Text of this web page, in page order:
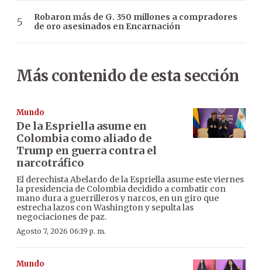
Robaron más de G. 350 millones a compradores
de oro asesinados en Encarnación
Más contenido de esta sección
Mundo
De la Espriella asume en
Colombia como aliado de
Trump en guerra contra el
narcotráfico
El derechista Abelardo de la Espriella asume este viernes
la presidencia de Colombia decidido a combatir con
mano dura a guerrilleros y narcos, en un giro que
estrecha lazos con Washington y sepulta las
negociaciones de paz.
Agosto 7, 2026 06:19 p. m.
Mundo